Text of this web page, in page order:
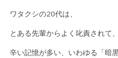
ワタクシの20代は、
とある先輩からよく叱責されて、
辛い記憶が多い、いわゆる「暗